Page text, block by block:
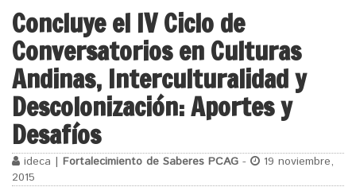
Concluye el IV Ciclo de
Conversatorios en Culturas
Andinas, Interculturalidad y
Descolonización: Aportes y
Desafíos
ideca | Fortalecimiento de Saberes PCAG -
19 noviembre,
2015